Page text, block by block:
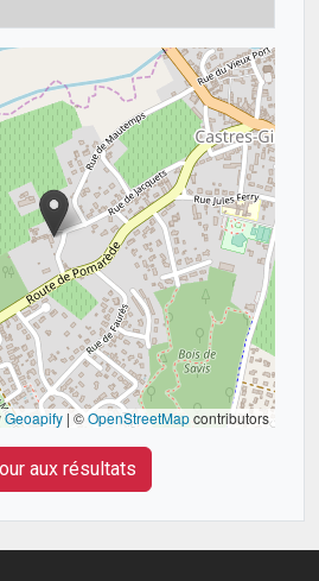
Geoapify | ©OpenStreetMapcontributors
aux résultats